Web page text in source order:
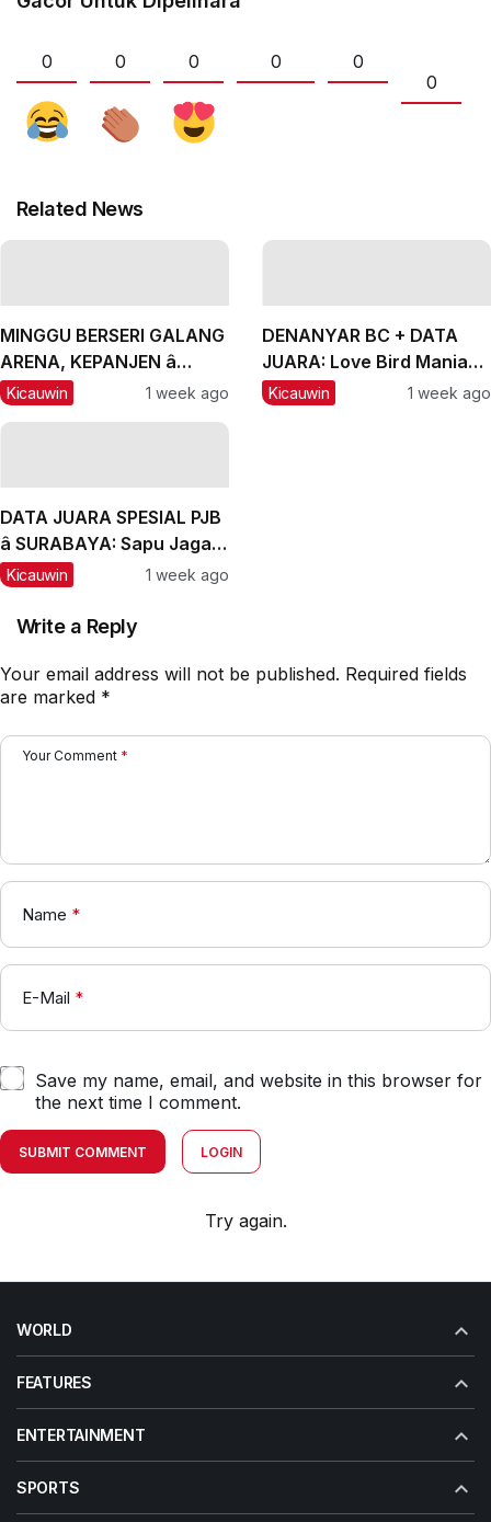
0 0 0 0
0
0
Related News
MINGGU BERSERI GALANG
ARENA, KEPANJEN â
MALANG, #2: CH Lexus
Kicauwin 1 week ago
DENANYAR BC + DATA
JUARA: Love Bird Mania
Incar Piala Mandor
Kicauwin 1 week ago
DATA JUARA SPESIAL PJB
â SURABAYA: Sapu Jagad
Nyaris Meraih Hatrik
Kicauwin 1 week ago
Write a Reply
Your email address will not be published. Required fields
are marked *
Your Comment *
Name *
E-Mail *
Save my name, email, and website in this browser for
the next time I comment.
SUBMIT COMMENT LOGIN
Try again.
WORLD
FEATURES
ENTERTAINMENT
SPORTS